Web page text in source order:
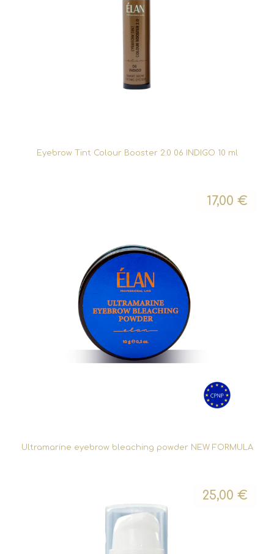
Eyebrow Tint Colour Booster 2.0 06 INDIGO 10 ml
Ultramarine eyebrow bleaching powder NEW FORMULA
17,00 €
25,00 €